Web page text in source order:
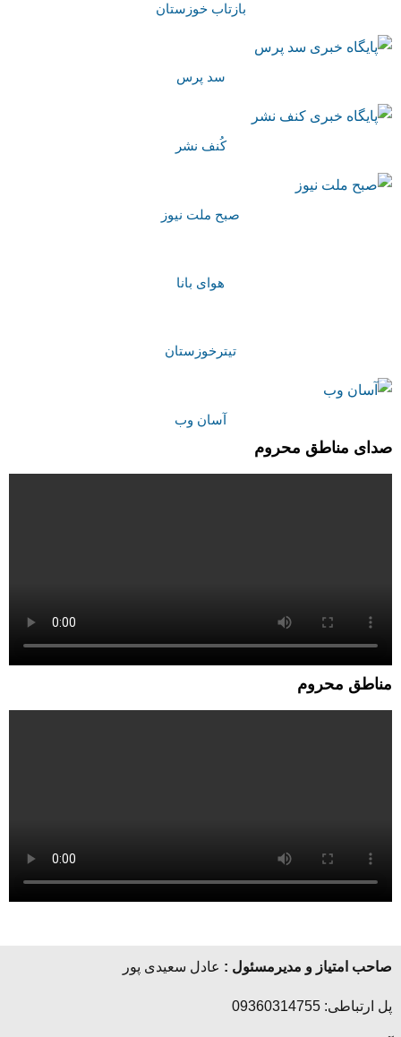
بازتاب خوزستان
سد پرس
کُنف نشر
صبح ملت نیوز
هوای بانا
تیترخوزستان
آسان وب
صدای مناطق محروم
مناطق محروم
صاحب امتیاز و مدیرمسئول : عادل سعیدی پور
پل ارتباطی: 09360314755